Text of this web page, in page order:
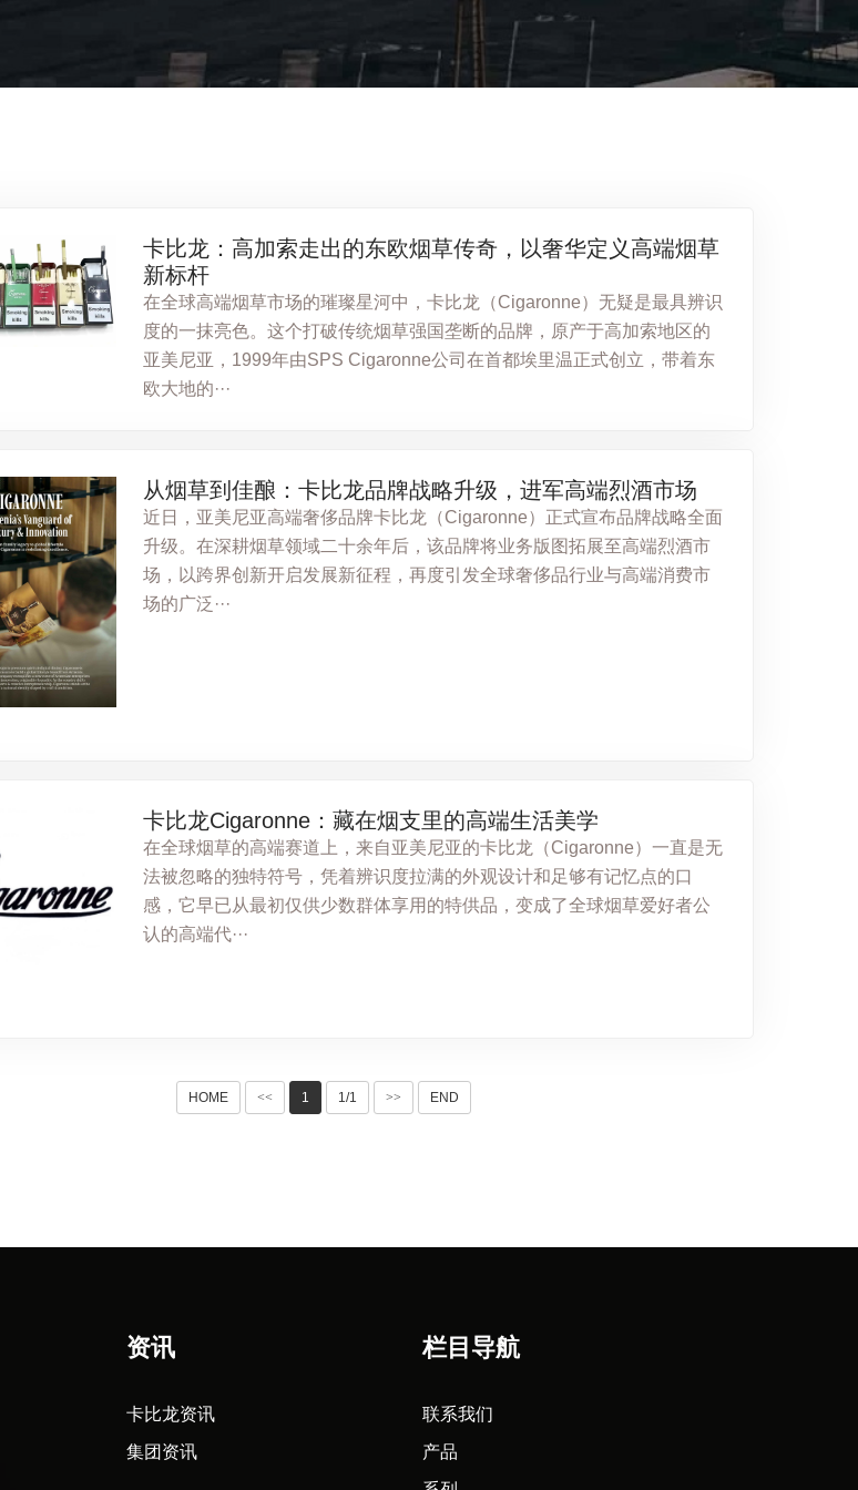
卡比龙：高加索走出的东欧烟草传奇，以奢华定义高端烟草
新标杆
在全球高端烟草市场的璀璨星河中，卡比龙（Cigaronne）无疑是最具辨识
度的一抹亮色。这个打破传统烟草强国垄断的品牌，原产于高加索地区的
亚美尼亚，1999年由SPS Cigaronne公司在首都埃里温正式创立，带着东
欧大地的···
从烟草到佳酿：卡比龙品牌战略升级，进军高端烈酒市场
近日，亚美尼亚高端奢侈品牌卡比龙（Cigaronne）正式宣布品牌战略全面
升级。在深耕烟草领域二十余年后，该品牌将业务版图拓展至高端烈酒市
场，以跨界创新开启发展新征程，再度引发全球奢侈品行业与高端消费市
场的广泛···
卡比龙Cigaronne：藏在烟支里的高端生活美学
在全球烟草的高端赛道上，来自亚美尼亚的卡比龙（Cigaronne）一直是无
法被忽略的独特符号，凭着辨识度拉满的外观设计和足够有记忆点的口
感，它早已从最初仅供少数群体享用的特供品，变成了全球烟草爱好者公
认的高端代···
HOME << 1 1/1 >> END
资讯
卡比龙资讯
集团资讯
栏目导航
联系我们
产品